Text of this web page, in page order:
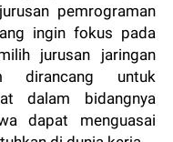
pemrograman
ingin fokus pada
jurusan jaringan
dirancang untuk
dalam bidangnya
dapat menguasai